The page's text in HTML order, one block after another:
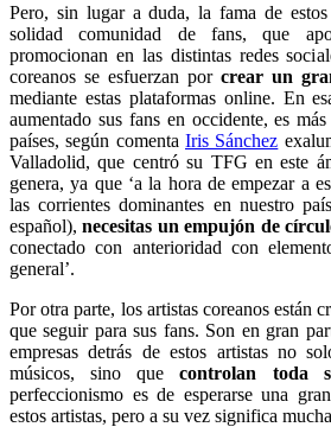
Pero, sin lugar a duda, la fama de estos
solidad comunidad de fans, que
promocionan en las distintas redes
coreanos se esfuerzan por crear un
mediante estas plataformas online. En
aumentado sus fans en occidente, es
países, según comenta Iris Sánchez
Valladolid, que centró su TFG en este
genera, ya que ‘a la hora de empezar a
las corrientes dominantes en nuestro
español),necesitas un empujón de
conectado con anterioridad con
general’.
Por otra parte, los artistas coreanos están
que seguir para sus fans. Son en gran
empresas detrás de estos artistas no
músicos, sino quecontrolan toda
perfeccionismo es de esperarse una
estos artistas, pero a su vez significa